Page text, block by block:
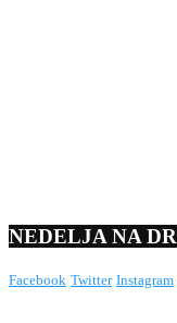
NEDELJA NA
Facebook Twitter Instagram